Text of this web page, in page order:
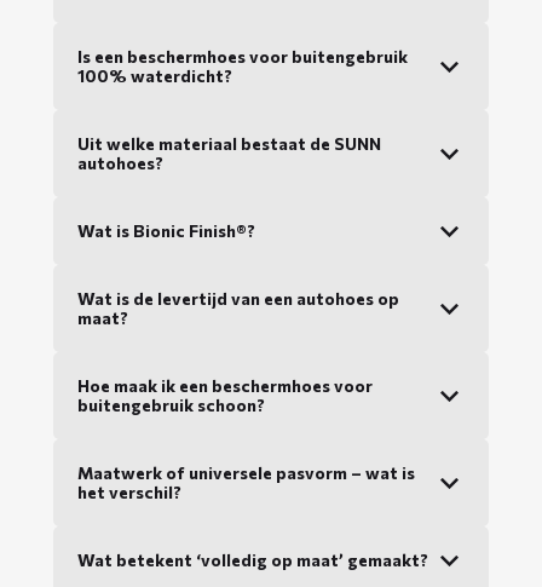
Is een beschermhoes voor buitengebruik
100% waterdicht?
Uit welke materiaal bestaat de SUNN
autohoes?
Wat is Bionic Finish®?
Wat is de levertijd van een autohoes op
maat?
Hoe maak ik een beschermhoes voor
buitengebruik schoon?
Maatwerk of universele pasvorm – wat is
het verschil?
Wat betekent ‘volledig op maat’ gemaakt?